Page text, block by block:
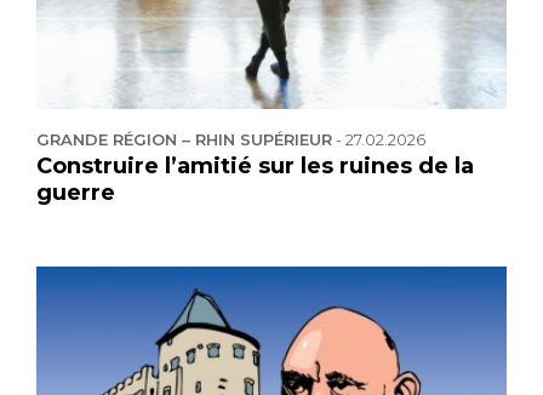
GRANDE RÉGION – RHIN SUPÉRIEUR-27.02.2026
Construire l’amitié sur les ruines de la
guerre